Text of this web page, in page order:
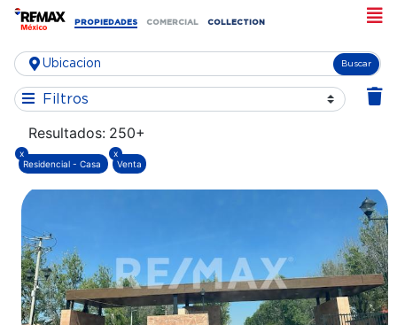
PROPIEDADES COMERCIAL COLLECTION
Buscar
Filtros
Resultados: 250+
Residencial - Casa
x
Venta
x